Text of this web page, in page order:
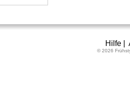
Hilfe|
© 2026